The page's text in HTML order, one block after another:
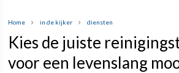
Home in de kijker diensten
Kies de juiste
voor een levenslang